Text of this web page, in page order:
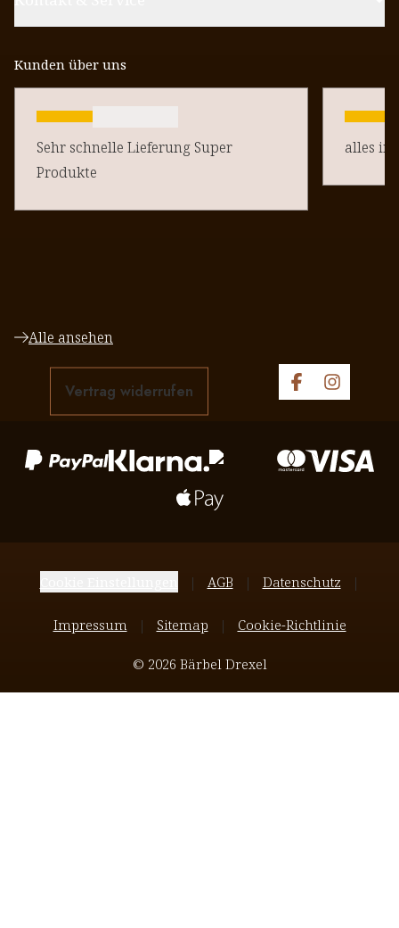
Kunden über uns
Sehr schnelle Lieferung Super
Produkte
alles in
Alle ansehen
Vertrag widerrufen
AGB Datenschutz
Impressum Sitemap Cookie-Richtlinie
© 2026 Bärbel Drexel